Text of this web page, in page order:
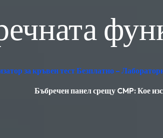
за кръвен тест Безплатно –
Бъбречен панел срещу CMP: Кое